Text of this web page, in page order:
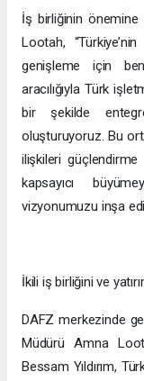
İş birliğinin
Lootah,
genişleme için
aracılığıyla Türk
bir şekilde
oluşturuyoruz. Bu
ilişkileri
kapsayıcı
vizyonumuzu inşa
İkili iş birliğini ve
DAFZ merkezinde
Müdürü Amna
Bessam Yıldırım,